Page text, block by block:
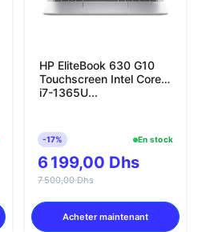
HP EliteBook 630 G10
Touchscreen Intel Core
i7-1365U...
-17% En stock
6 199,00 Dhs
7 500,00 Dhs
Acheter maintenant